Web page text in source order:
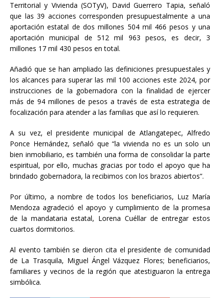
Territorial y Vivienda (SOTyV), David Guerrero Tapia, señaló
que las 39 acciones corresponden presupuestalmente a una
aportación estatal de dos millones 504 mil 466 pesos y una
aportación municipal de 512 mil 963 pesos, es decir, 3
millones 17 mil 430 pesos en total.
Añadió que se han ampliado las definiciones presupuestales y
los alcances para superar las mil 100 acciones este 2024, por
instrucciones de la gobernadora con la finalidad de ejercer
más de 94 millones de pesos a través de esta estrategia de
focalización para atender a las familias que así lo requieren.
A su vez, el presidente municipal de Atlangatepec, Alfredo
Ponce Hernández, señaló que “la vivienda no es un solo un
bien inmobiliario, es también una forma de consolidar la parte
espiritual, por ello, muchas gracias por todo el apoyo que ha
brindado gobernadora, la recibimos con los brazos abiertos”.
Por último, a nombre de todos los beneficiarios, Luz María
Mendoza agradeció el apoyo y cumplimiento de la promesa
de la mandataria estatal, Lorena Cuéllar de entregar estos
cuartos dormitorios.
Al evento también se dieron cita el presidente de comunidad
de La Trasquila, Miguel Ángel Vázquez Flores; beneficiarios,
familiares y vecinos de la región que atestiguaron la entrega
simbólica.